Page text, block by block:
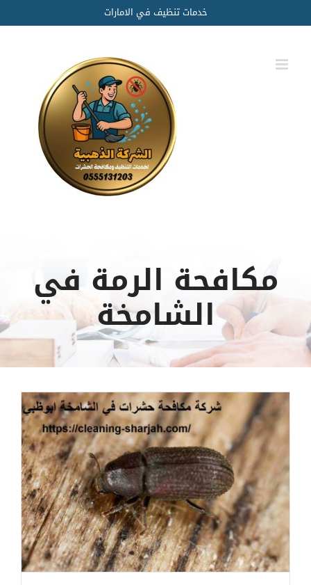
to
content
خدمات تنظيف في الامارات
مكافحة الرمة في
الشامخة